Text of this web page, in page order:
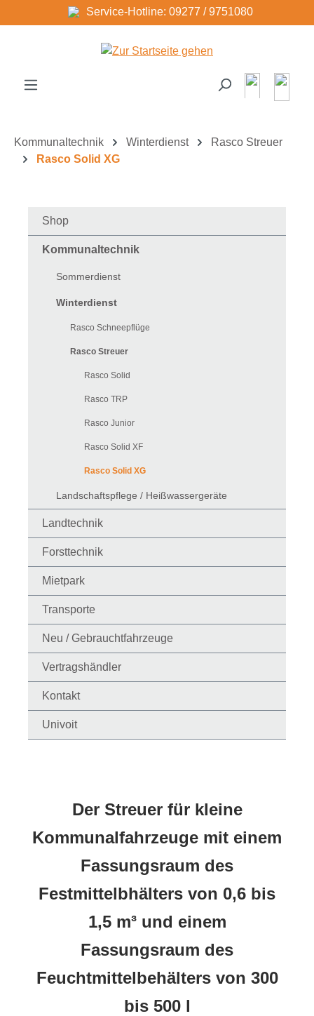
Zum Hauptinhalt springenService-Hotline: 09277 / 9751080
Kommunaltechnik Winterdienst
Rasco Streuer
Rasco Solid XG
Shop
Kommunaltechnik
Sommerdienst
Winterdienst
Rasco Schneepflüge
Rasco Streuer
Rasco Solid
Rasco TRP
Rasco Junior
Rasco Solid XF
Rasco Solid XG
Landschaftspflege / Heißwassergeräte
Landtechnik
Forsttechnik
Mietpark
Transporte
Neu / Gebrauchtfahrzeuge
Vertragshändler
Kontakt
Univoit
Der Streuer für kleine
Kommunalfahrzeuge mit einem
Fassungsraum des
Festmittelbhälters von 0,6 bis
1,5 m³ und einem
Fassungsraum des
Feuchtmittelbehälters von 300
bis 500 l